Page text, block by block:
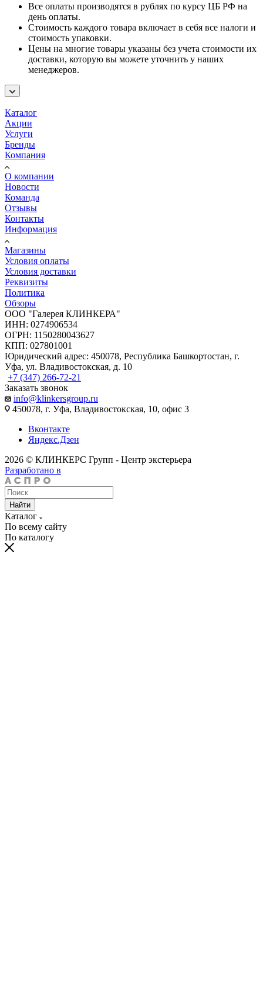
Все оплаты производятся в рублях по курсу ЦБ РФ на
день оплаты.
Стоимость каждого товара включает в себя все налоги и
стоимость упаковки.
Цены на многие товары указаны без учета стоимости их
доставки, которую вы можете уточнить у наших
менеджеров.
Каталог
Акции
Услуги
Бренды
Компания
О компании
Новости
Команда
Отзывы
Контакты
Информация
Магазины
Условия оплаты
Условия доставки
Реквизиты
Политика
Обзоры
ООО "Галерея КЛИНКЕРА"
ИНН: 0274906534
ОГРН: 1150280043627
КПП: 027801001
Юридический адрес: 450078, Республика Башкортостан, г.
Уфа, ул. Владивостокская, д. 10
+7 (347) 266-72-21
Заказать звонок
info@klinkersgroup.ru
450078, г. Уфа, Владивостокская, 10, офис 3
Вконтакте
Яндекс.Дзен
2026 © КЛИНКЕРС Групп - Центр экстерьера
Разработано в
Найти
Каталог
По всему сайту
По каталогу